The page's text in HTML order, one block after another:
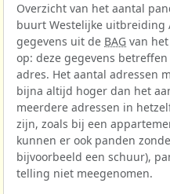
Overzicht van het aantal
buurt Westelijke uitbreiding
gegevens uit de BAG van
op: deze gegevens
adres. Het aantal adressen
bijna altijd hoger dan het
meerdere adressen in
zijn, zoals bij een
kunnen er ook panden
bijvoorbeeld een schuur),
telling niet meegenomen.